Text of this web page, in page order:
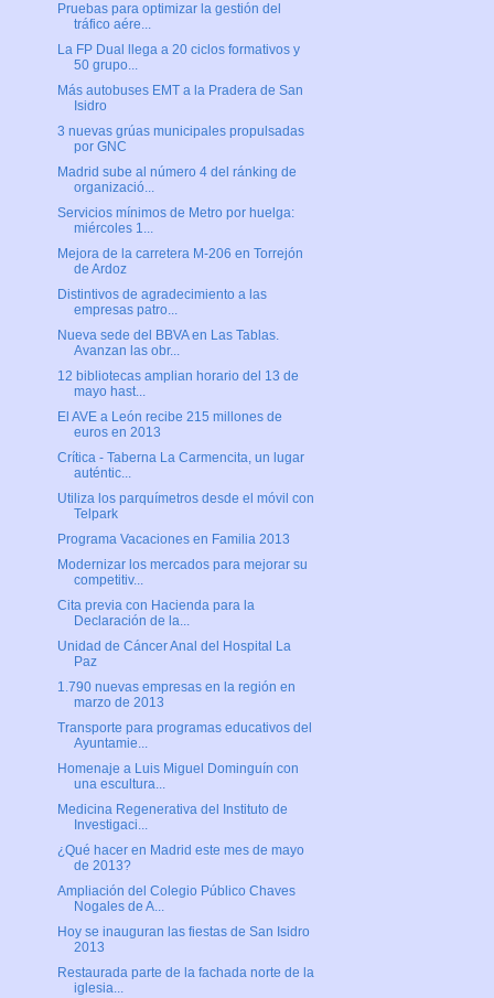
Pruebas para optimizar la gestión del
tráfico aére...
La FP Dual llega a 20 ciclos formativos y
50 grupo...
Más autobuses EMT a la Pradera de San
Isidro
3 nuevas grúas municipales propulsadas
por GNC
Madrid sube al número 4 del ránking de
organizació...
Servicios mínimos de Metro por huelga:
miércoles 1...
Mejora de la carretera M-206 en Torrejón
de Ardoz
Distintivos de agradecimiento a las
empresas patro...
Nueva sede del BBVA en Las Tablas.
Avanzan las obr...
12 bibliotecas amplian horario del 13 de
mayo hast...
El AVE a León recibe 215 millones de
euros en 2013
Crítica - Taberna La Carmencita, un lugar
auténtic...
Utiliza los parquímetros desde el móvil con
Telpark
Programa Vacaciones en Familia 2013
Modernizar los mercados para mejorar su
competitiv...
Cita previa con Hacienda para la
Declaración de la...
Unidad de Cáncer Anal del Hospital La
Paz
1.790 nuevas empresas en la región en
marzo de 2013
Transporte para programas educativos del
Ayuntamie...
Homenaje a Luis Miguel Dominguín con
una escultura...
Medicina Regenerativa del Instituto de
Investigaci...
¿Qué hacer en Madrid este mes de mayo
de 2013?
Ampliación del Colegio Público Chaves
Nogales de A...
Hoy se inauguran las fiestas de San Isidro
2013
Restaurada parte de la fachada norte de la
iglesia...